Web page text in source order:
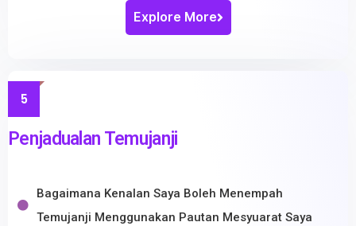
Explore More
5
Penjadualan Temujanji
Bagaimana Kenalan Saya Boleh Menempah
Temujanji Menggunakan Pautan Mesyuarat Saya